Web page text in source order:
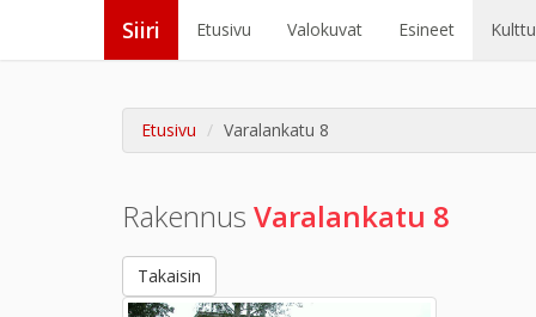
Siiri Etusivu Valokuvat Esineet
Etusivu Varalankatu 8
Rakennus Varalankatu 8
Takaisin